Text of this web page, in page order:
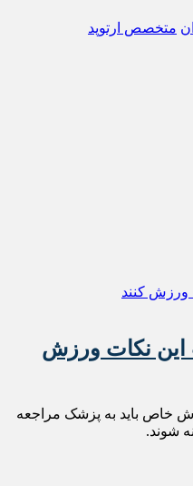
متخصص ارتوپد
این نکات ورزش
خاص باید به پزشک مراجعه
شوند.